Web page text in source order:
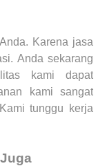
Karena jasa
Anda sekarang
kami dapat
kami sangat
tunggu kerja